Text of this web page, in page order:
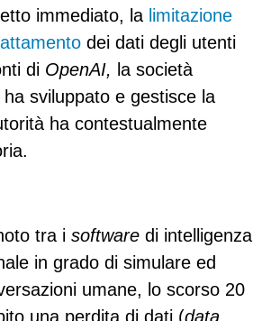
immediato, la limitazione
dei dati degli utenti
di OpenAI, la società
sviluppato e gestisce la
ha contestualmente
tra i software di intelligenza
in grado di simulare ed
umane, lo scorso 20
una perdita di dati (data